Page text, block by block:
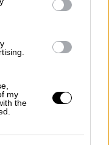
my
the
- Πολωνία
ζευγάρια που
για